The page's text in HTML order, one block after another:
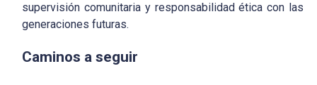
supervisión comunitaria y responsabilidad ética con las
generaciones futuras.
Caminos a seguir